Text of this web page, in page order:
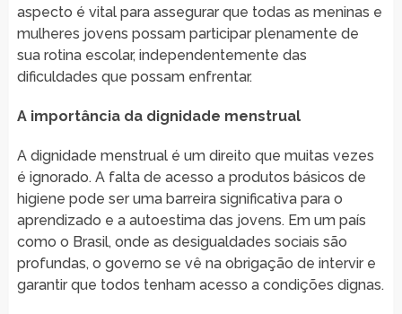
aspecto é vital para assegurar que todas as meninas e
mulheres jovens possam participar plenamente de
sua rotina escolar, independentemente das
dificuldades que possam enfrentar.
A importância da dignidade menstrual
A dignidade menstrual é um direito que muitas vezes
é ignorado. A falta de acesso a produtos básicos de
higiene pode ser uma barreira significativa para o
aprendizado e a autoestima das jovens. Em um país
como o Brasil, onde as desigualdades sociais são
profundas, o governo se vê na obrigação de intervir e
garantir que todos tenham acesso a condições dignas.